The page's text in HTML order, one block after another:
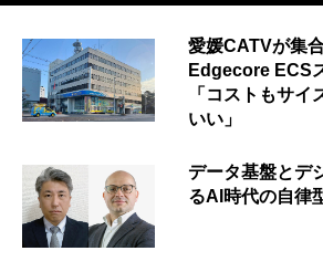
愛媛CATVが集
Edgecore ECS
「コストもサイ
いい」
データ基盤とデ
るAI時代の自律